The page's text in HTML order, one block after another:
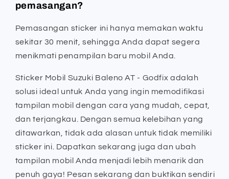
pemasangan?
Pemasangan sticker ini hanya memakan waktu
sekitar 30 menit, sehingga Anda dapat segera
menikmati penampilan baru mobil Anda.
Sticker Mobil Suzuki Baleno AT - Godfix adalah
solusi ideal untuk Anda yang ingin memodifikasi
tampilan mobil dengan cara yang mudah, cepat,
dan terjangkau. Dengan semua kelebihan yang
ditawarkan, tidak ada alasan untuk tidak memiliki
sticker ini. Dapatkan sekarang juga dan ubah
tampilan mobil Anda menjadi lebih menarik dan
penuh gaya! Pesan sekarang dan buktikan sendiri